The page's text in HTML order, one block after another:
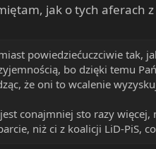
jak o tych aferach z
powiedziećuczciwie
bo dzięki temu
że oni to wcalenie
conajmniej sto razy
niż ci z koalicji LiD-PiS,